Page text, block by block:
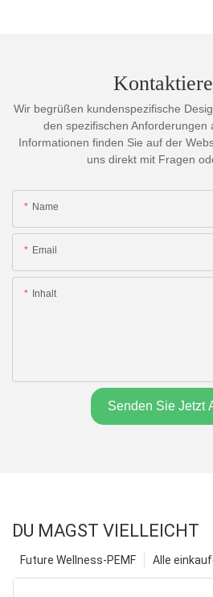
Wir begrüßen kundenspezifische
den spezifischen Anforderungen
Informationen finden Sie auf der
uns direkt mit Fragen
Name
Email
Inhalt
Senden Sie Jetzt
DU MAGST VIELLEICHT
Alle
Future Wellness-PEMF